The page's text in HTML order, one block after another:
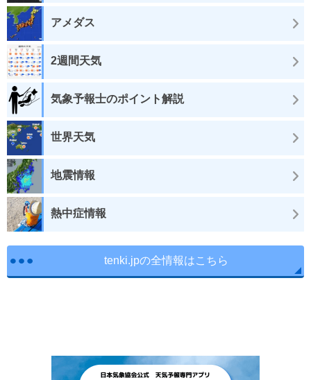
アメダス
2週間天気
気象予報士のポイント解説
世界天気
地震情報
熱中症情報
tenki.jpの全情報はこちら